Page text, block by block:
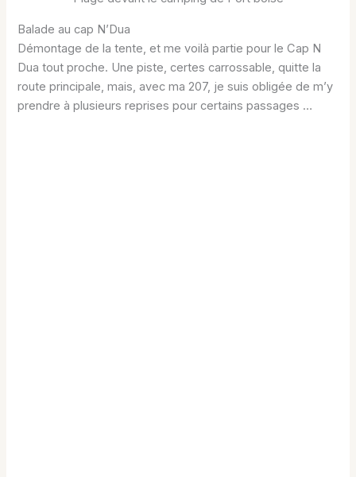
Balade au cap N’Dua
Démontage de la tente, et me voilà partie pour le Cap N
Dua tout proche. Une piste, certes carrossable, quitte la
route principale, mais, avec ma 207, je suis obligée de m’y
prendre à plusieurs reprises pour certains passages …